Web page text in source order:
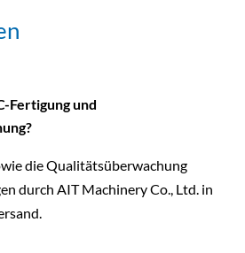
Fertigung und
die Qualitätsüberwachung
durch AIT Machinery Co., Ltd. in